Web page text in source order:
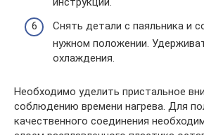
Снять детали с паяльника и
нужном положении.
охлаждения.
Необходимо уделить пристальное
соблюдению времени нагрева. Для
качественного соединения